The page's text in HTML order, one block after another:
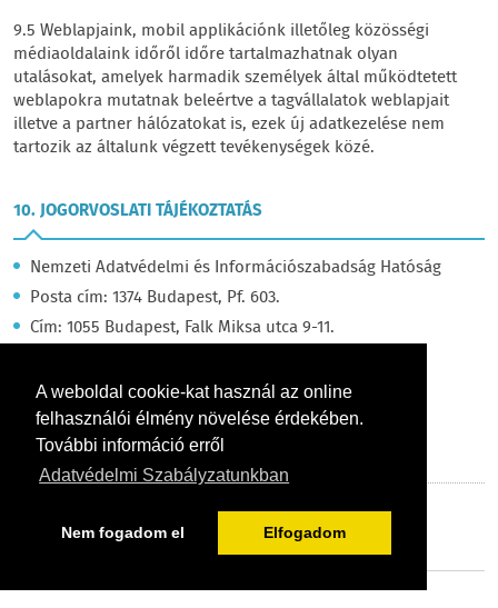
A weboldal cookie-kat használ az online
felhasználói élmény növelése érdekében.
További információ erről
Adatvédelmi Szabályzatunkban
Nem fogadom el Elfogadom
9.5 Weblapjaink, mobil applikációnk illetőleg közösségi
médiaoldalaink időről időre tartalmazhatnak olyan
utalásokat, amelyek harmadik személyek által működtetett
weblapokra mutatnak beleértve a tagvállalatok weblapjait
illetve a partner hálózatokat is, ezek új adatkezelése nem
tartozik az általunk végzett tevékenységek közé.
10. JOGORVOSLATI TÁJÉKOZTATÁS
Nemzeti Adatvédelmi és Információszabadság Hatóság
Posta cím: 1374 Budapest, Pf. 603.
Cím: 1055 Budapest, Falk Miksa utca 9-11.
Fax: +36 (1) 391-1410
E-mail:ugyfelszolgalat@naih.hu
URL:https://naih.hu
VISSZA